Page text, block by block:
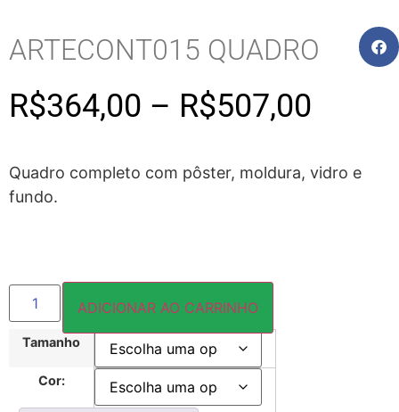
ARTECONT015 QUADRO
R$364,00 – R$507,00
Quadro completo com pôster, moldura, vidro e
fundo.
Tamanho
Cor:
ADICIONAR AO CARRINHO